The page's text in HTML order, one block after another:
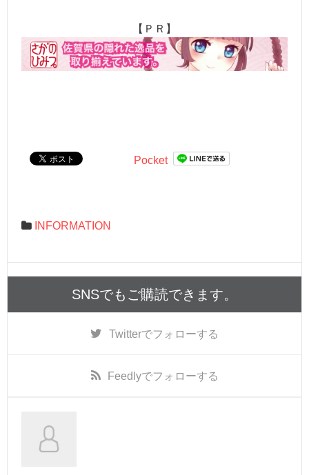
【ＰＲ】
Pocket
INFORMATION
SNSでもご購読できます。
Twitterでフォローする
Feedlyでフォローする